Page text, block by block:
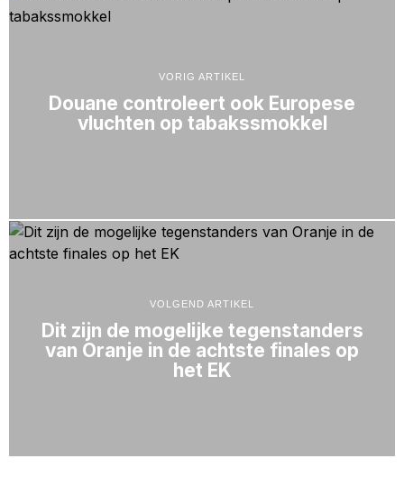
VORIG ARTIKEL
Douane controleert ook Europese
vluchten op tabakssmokkel
VOLGEND ARTIKEL
Dit zijn de mogelijke tegenstanders
van Oranje in de achtste finales op
het EK